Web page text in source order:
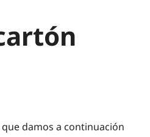
damos a continuación